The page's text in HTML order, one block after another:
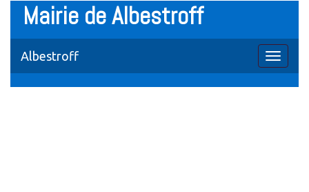
Mairie de Albestroff
Toggle
Albestroff